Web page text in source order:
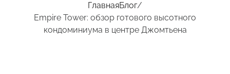
ГлавнаяБлог/
Empire Tower: обзор готового высотного
кондоминиума в центре Джомтьена